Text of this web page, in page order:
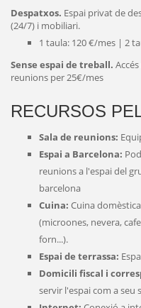
Despatxos. Espai privat de
(24/7) i mobiliari.
1 taula: 120 €/mes | 2
Sense espai de treball.
reunions per 25€/mes
RECURSOS
Sala de reunions:
Espai a Barcelona:
reunions a l'espai del
barcelona
Cuina: Cuina
(microones, nevera,
forn...).
Espai de terrassa:
Domicili fiscal i
servir l'espai com a seu